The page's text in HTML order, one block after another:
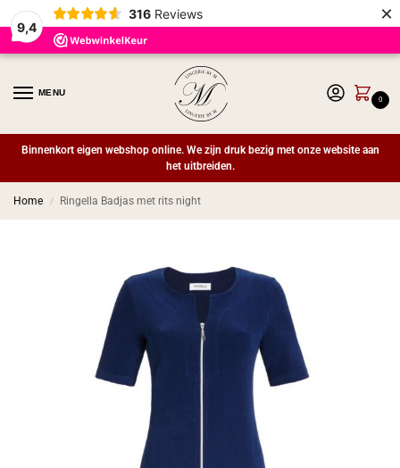
9,4
316 Reviews ×
MENU
0
Binnenkort eigen webshop online. We zijn druk bezig met onze website aan
het uitbreiden.
Home / Ringella Badjas met rits night